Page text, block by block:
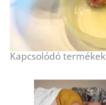
Kapcsolódó termékek